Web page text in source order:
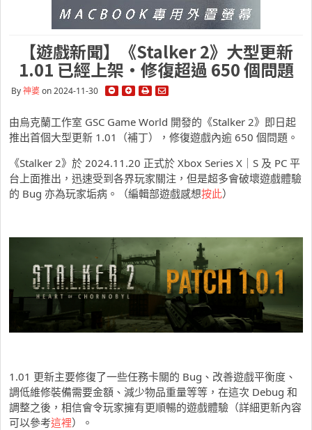
【遊戲新聞】《Stalker 2》大型更新
1.01 已經上架・修復超過 650 個問題
By神婆on 2024-11-30
由烏克蘭工作室 GSC Game World 開發的《Stalker 2》即日起
推出首個大型更新 1.01（補丁），修復遊戲內逾 650 個問題。
《Stalker 2》於 2024.11.20 正式於 Xbox Series X｜S 及 PC 平
台上面推出，迅速受到各界玩家關注，但是超多會破壞遊戲體驗
的 Bug 亦為玩家垢病。（編輯部遊戲感想按此）
1.01 更新主要修復了一些任務卡關的 Bug、改善遊戲平衡度、
調低維修裝備需要金額、減少物品重量等等，在這次 Debug 和
調整之後，相信會令玩家擁有更順暢的遊戲體驗（詳細更新內容
可以參考這裡）。